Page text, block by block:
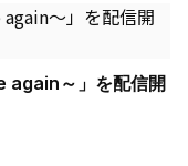
again～」を配信開